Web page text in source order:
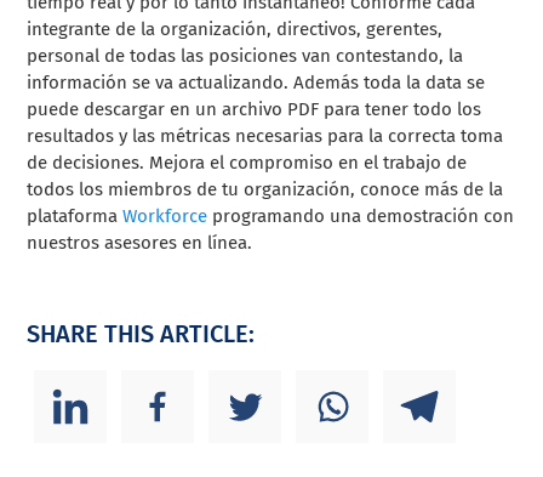
integrante de la organización, directivos, gerentes,
personal de todas las posiciones van contestando, la
información se va actualizando. Además toda la data se
puede descargar en un archivo PDF para tener todo los
resultados y las métricas necesarias para la correcta toma
de decisiones. Mejora el compromiso en el trabajo de
todos los miembros de tu organización, conoce más de la
plataformaWorkforce programando una demostración con
nuestros asesores en línea.
SHARE THIS ARTICLE: